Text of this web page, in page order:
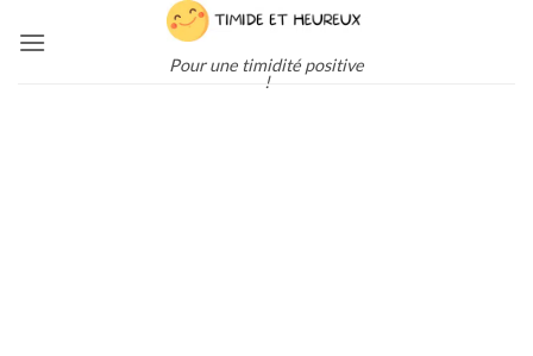
Pour une timidité positive
!